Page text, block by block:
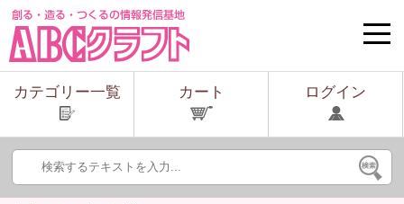
toggle
カテゴリー一覧
カート ログイン